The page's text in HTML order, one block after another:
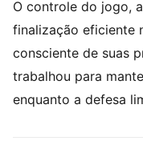
O controle do jogo,
finalização eficiente
consciente de suas
trabalhou para
enquanto a defesa